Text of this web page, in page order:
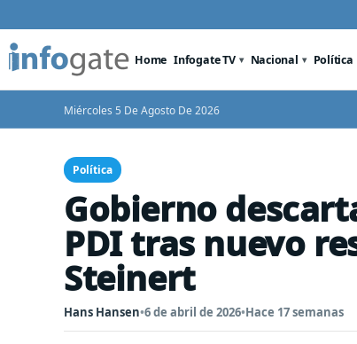
Home Infogate TV Nacional Política
Miércoles 5 De Agosto De 2026
Política
Gobierno
PDI tras nuevo
Steinert
Hans Hansen•6 de abril de 2026•Hace 17 semanas